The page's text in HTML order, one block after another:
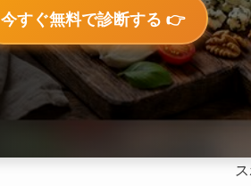
今すぐ無料で診断する 👉